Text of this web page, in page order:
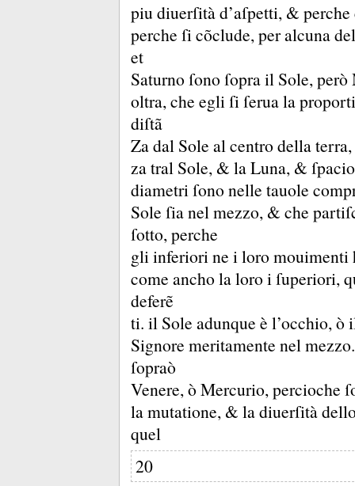
piu diuerſità d’aſpetti, &
perche ſi cõclude, per alcuna
et
Saturno ſono ſopra il Sole,
oltra, che egli ſi ſerua la
diſtã
Za dal Sole al centro della
za tral Sole, & la Luna, &
diametri ſono nelle tauole
Sole ſia nel mezzo, & che
ſotto, perche
gli inferiori ne i loro mouimenti
come ancho la loro i ſuperiori,
deferẽ
ti. il Sole adunque è l’occhio,
Signore meritamente nel
ſopraò
Venere, ò Mercurio, percioche
la mutatione, & la diuerſità
quel
20